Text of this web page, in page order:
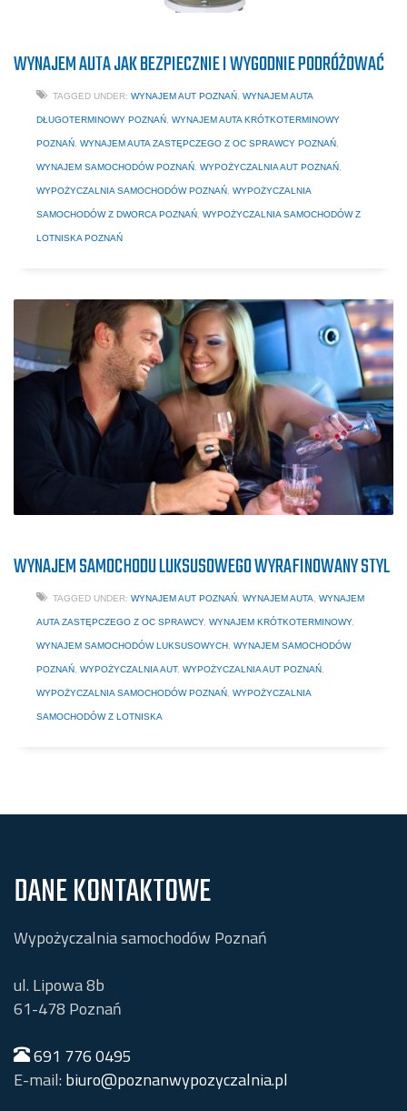
WYNAJEM AUTA JAK BEZPIECZNIE I WYGODNIE PODRÓŻOWAĆ
TAGGED UNDER: WYNAJEM AUT POZNAŃ WYNAJEM AUTA
DŁUGOTERMINOWY POZNAŃ WYNAJEM AUTA KRÓTKOTERMINOWY
POZNAŃ WYNAJEM AUTA ZASTĘPCZEGO Z OC SPRAWCY POZNAŃ
WYNAJEM SAMOCHODÓW POZNAŃ WYPOŻYCZALNIA AUT POZNAŃ
WYPOŻYCZALNIA SAMOCHODÓW POZNAŃ WYPOŻYCZALNIA
SAMOCHODÓW Z DWORCA POZNAŃ WYPOŻYCZALNIA SAMOCHODÓW Z
LOTNISKA POZNAŃ
WYNAJEM SAMOCHODU LUKSUSOWEGO WYRAFINOWANY STYL
TAGGED UNDER: WYNAJEM AUT POZNAŃ WYNAJEM AUTA WYNAJEM
AUTA ZASTĘPCZEGO Z OC SPRAWCY, WYNAJEM KRÓTKOTERMINOWY,
WYNAJEM SAMOCHODÓW LUKSUSOWYCH WYNAJEM SAMOCHODÓW
POZNAŃ WYPOŻYCZALNIA AUT, WYPOŻYCZALNIA AUT POZNAŃ
WYPOŻYCZALNIA SAMOCHODÓW POZNAŃ WYPOŻYCZALNIA
SAMOCHODÓW Z LOTNISKA
DANE KONTAKTOWE
Wypożyczalnia samochodów Poznań
ul. Lipowa 8b
61-478 Poznań
691 776 0495
E-mail: biuro@poznanwypozyczalnia.pl